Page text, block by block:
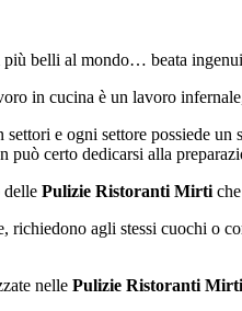
più belli al mondo… beata
in cucina è un lavoro
e ogni settore possiede
certo dedicarsi alla
delle Pulizie Ristoranti Mirti
richiedono agli stessi cuochi o
nelle Pulizie Ristoranti Mirti